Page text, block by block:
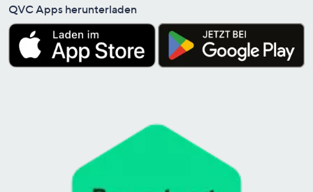
QVC Apps herunterladen